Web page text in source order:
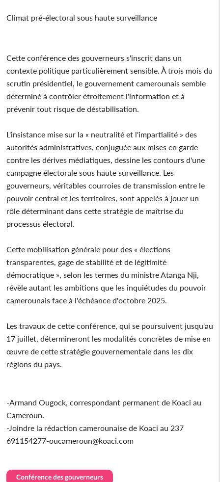
Climat pré-électoral sous haute surveillance
Cette conférence des gouverneurs s'inscrit dans un
contexte politique particulièrement sensible. À trois mois du
scrutin présidentiel, le gouvernement camerounais semble
déterminé à contrôler étroitement l'information et à
prévenir tout risque de déstabilisation.
L'insistance mise sur la « neutralité et l'impartialité » des
autorités administratives, conjuguée aux mises en garde
contre les dérives médiatiques, dessine les contours d'une
campagne électorale sous haute surveillance. Les
gouverneurs, véritables courroies de transmission entre le
pouvoir central et les territoires, sont appelés à jouer un
rôle déterminant dans cette stratégie de maîtrise du
processus électoral.
Cette mobilisation générale pour des « élections
transparentes, gage de stabilité et de légitimité
démocratique », selon les termes du ministre Atanga Nji,
révèle autant les ambitions que les inquiétudes du pouvoir
camerounais face à l'échéance d'octobre 2025.
Les travaux de cette conférence, qui se poursuivent jusqu'au
17 juillet, détermineront les modalités concrètes de mise en
œuvre de cette stratégie gouvernementale dans les dix
régions du pays.
-Armand Ougock, correspondant permanent de Koaci au
Cameroun.
-Joindre la rédaction camerounaise de Koaci au 237
691154277-oucameroun@koaci.com
Conférence des gouverneurs